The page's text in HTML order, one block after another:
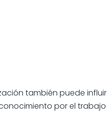
también puede
por el